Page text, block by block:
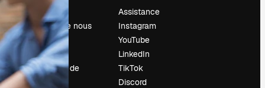
À propos de nous
Avis
Carrières
Tendances de
recherche
Assistance
Instagram
YouTube
LinkedIn
TikTok
Discord